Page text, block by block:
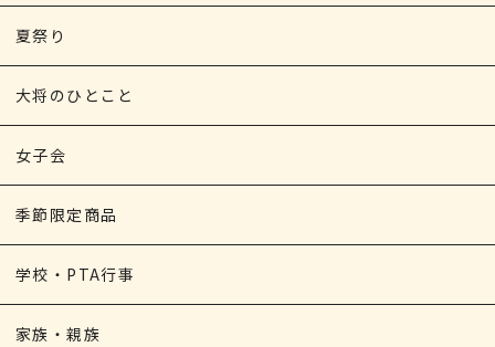
夏祭り
大将のひとこと
女子会
季節限定商品
学校・PTA行事
家族・親族